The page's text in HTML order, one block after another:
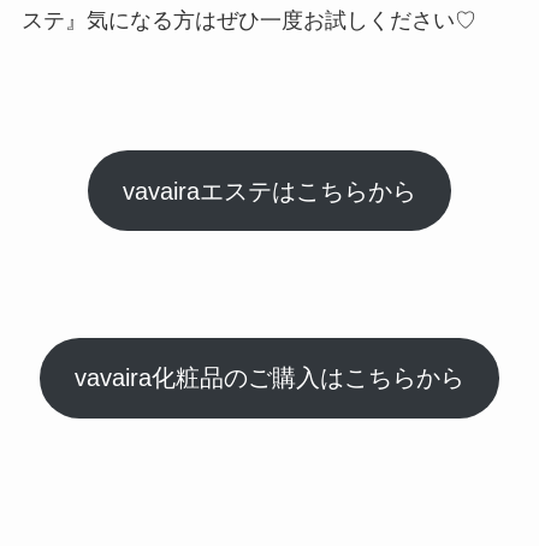
ステ』気になる方はぜひ一度お試しください♡
vavairaエステはこちらから
vavaira化粧品のご購入はこちらから